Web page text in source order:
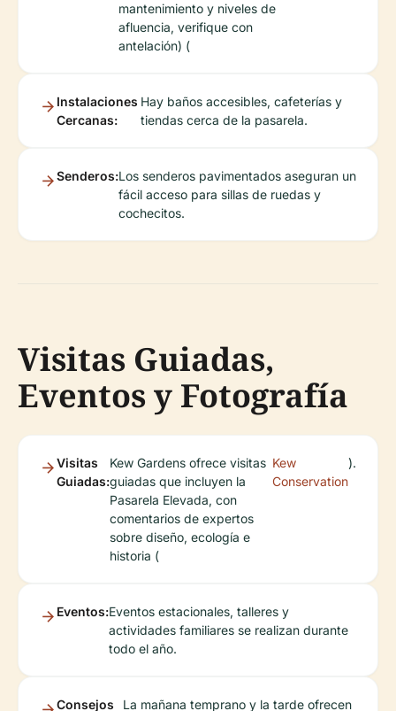
mantenimiento y niveles de
afluencia, verifique con
antelación) (
Instalaciones
Cercanas:
Hay baños accesibles, cafeterías y
tiendas cerca de la pasarela.
Senderos:Los senderos pavimentados aseguran un
fácil acceso para sillas de ruedas y
cochecitos.
Visitas Guiadas,
Eventos y Fotografía
Visitas
Guiadas:
Kew Gardens ofrece visitas
guiadas que incluyen la
Pasarela Elevada, con
comentarios de expertos
sobre diseño, ecología e
historia (
Kew
Conservation
).
Eventos:Eventos estacionales, talleres y
actividades familiares se realizan durante
todo el año.
Consejos
La mañana temprano y la tarde ofrecen